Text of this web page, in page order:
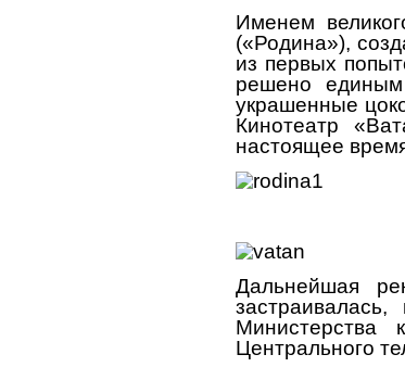
Именем
(«Родина»),
из первых
решено
украшенные
Кинотеатр
настоящее
Дальнейшая
Министерства
Центрального